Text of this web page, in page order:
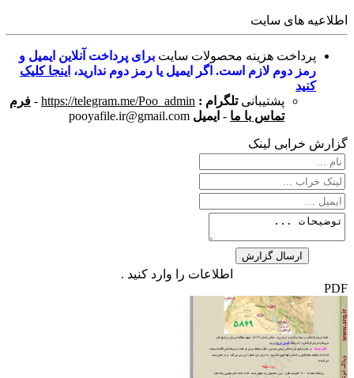
اطلاعیه های سایت
پرداخت هزینه محصولات سایت برای پرداخت آنلاین ایمیل و
رمز دوم لازم است. اگر ایمیل یا رمز دوم ندارید، اینجا کلیک
کنید
پشتیبانی تلگرام : https://telegram.me/Poo_admin
- فرم
تماس با ما - ایمیل pooyafile.ir@gmail.com
گزارش خرابی لینک
اطلاعات را وارد کنید .
PDF